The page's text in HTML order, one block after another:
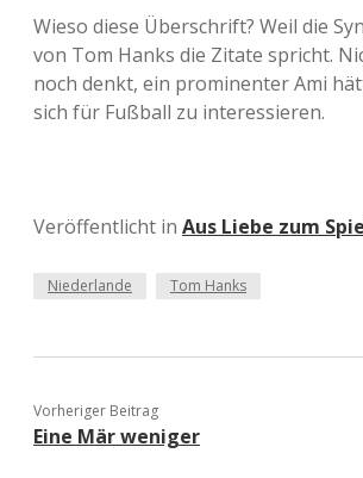
Wieso diese Überschrift? Weil die
von Tom Hanks die Zitate spricht.
noch denkt, ein prominenter Ami
sich für Fußball zu interessieren.
Veröffentlicht in Aus Liebe zum
Niederlande Tom Hanks
Vorheriger Beitrag
Eine Mär weniger